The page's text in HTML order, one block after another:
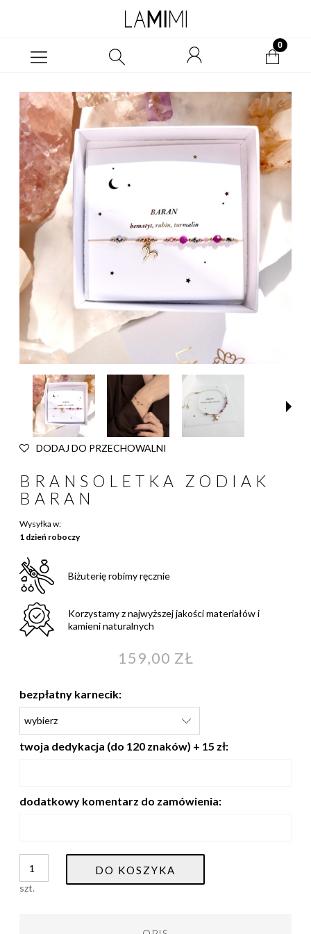
DODAJ DO PRZECHOWALNI
BRANSOLETKA ZODIAK
BARAN
Wysyłka w:
1 dzień roboczy
Biżuterię robimy ręcznie
Korzystamy z najwyższej jakości materiałów i
kamieni naturalnych
159,00 ZŁ
bezpłatny karnecik:
twoja dedykacja (do 120 znaków) + 15 zł:
dodatkowy komentarz do zamówienia:
szt.
DO KOSZYKA